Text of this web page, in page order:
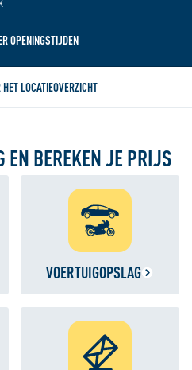
OPENINGSTIJDEN
Home
EN BEREKEN JE PRIJS
VOERTUIGOPSLAG